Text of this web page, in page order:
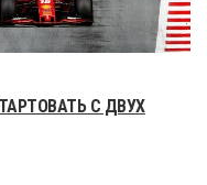
С ДВУХ